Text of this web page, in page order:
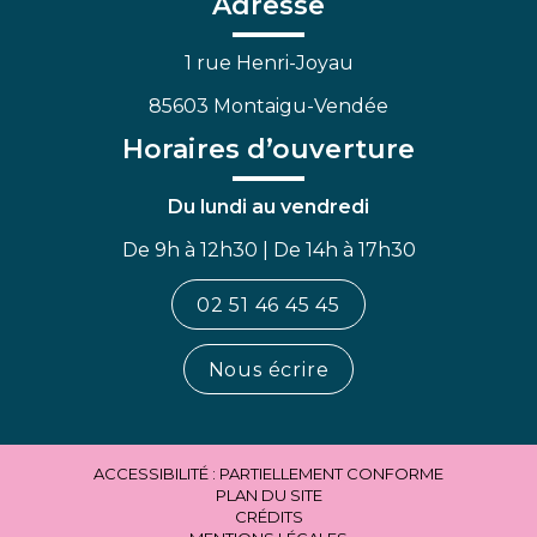
1 rue Henri-Joyau
85603 Montaigu-Vendée
Horaires d’ouverture
Du lundi au vendredi
De 9h à 12h30 | De 14h à 17h30
02 51 46 45 45
Nous écrire
ACCESSIBILITÉ : PARTIELLEMENT CONFORME
PLAN DU SITE
CRÉDITS